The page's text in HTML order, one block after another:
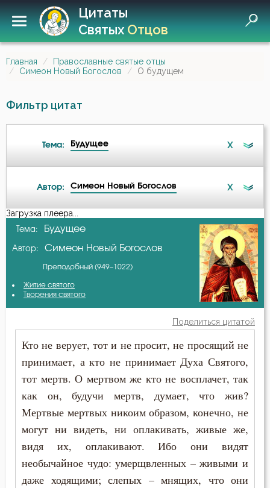
Цитаты
СвятыхОтцов
Главная
Православные святые отцы
Симеон Новый Богослов
О будущем
Фильтр цитат
Тема: Будущее X
Ад
Атеизм
Бдение
Бесстрастие
Благодарность
Благодать
Благочестие
Ближний
Автор: Симеон Новый Богослов X
А-я
Авва Исайя (Скитский)
Григорий Богослов
Григорий Нисский
Григорий Синаит
Димитрий Ростовский
Ефрем Сирин
Иоанн Златоуст
Загрузка плеера...
Тема: Будущее
Автор: Симеон Новый Богослов
Преподобный (949–1022)
Житие святого
Творения святого
Поделиться цитатой
Кто не верует, тот и не просит, не просящий не
принимает, а кто не принимает Духа Святого,
тот мертв. О мертвом же кто не восплачет, так
как он, будучи мертв, думает, что жив?
Мертвые мертвых никоим образом, конечно, не
могут ни видеть, ни оплакивать, живые же,
видя их, оплакивают. Ибо они видят
необычайное чудо: умерщвленных – живыми и
даже ходящими; слепых – мнящих, что они